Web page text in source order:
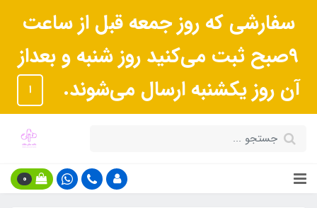
سفارشی که روز جمعه قبل از ساعت
9صبح ثبت می‌کنید روز شنبه و بعداز
آن روز یکشنبه ارسال می‌شوند.
ا
0